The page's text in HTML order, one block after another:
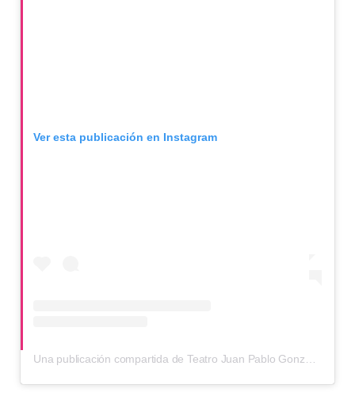
Ver esta publicación en Instagram
Una publicación compartida de Teatro Juan Pablo González Pombo (@teatrojuanpisgonzalez)